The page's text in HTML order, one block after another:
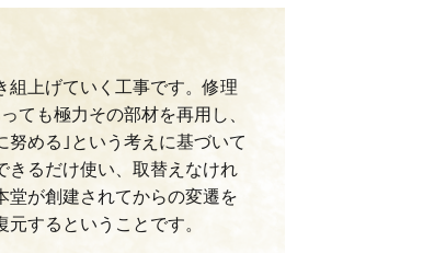
組上げていく工事です。修理
ても極力その部材を再用し、
める｣という考えに基づいて
きるだけ使い、取替えなけれ
堂が創建されてからの変遷を
するということです。